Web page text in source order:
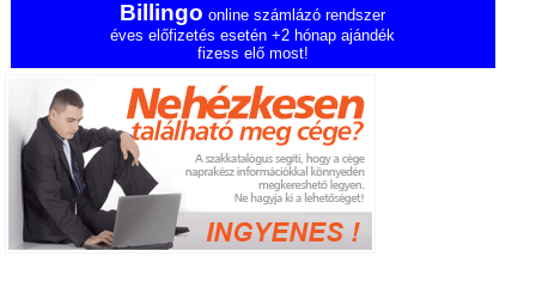
Billingo online számlázó rendszer
éves előfizetés esetén +2 hónap ajándék
fizess elő most!